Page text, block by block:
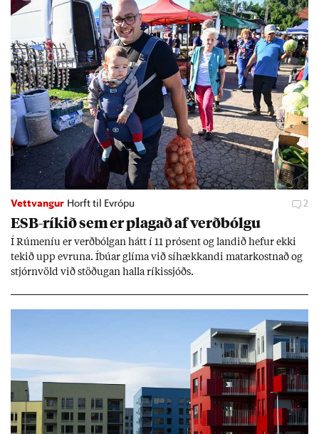
Vettvangur Horft til Evrópu 2
ESB-rík­ið sem er plag­að af verð­bólgu
Í Rúm­en­íu er verð­bólg­an hátt í 11 pró­sent og land­ið hef­ur ekki
tek­ið upp evr­una. Íbú­ar glíma við sí­hækk­andi mat­ar­kostn­að og
stjórn­völd við stöð­ug­an halla rík­is­sjóðs.